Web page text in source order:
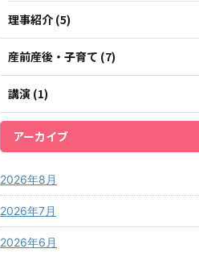
理事紹介 (5)
産前産後・子育て (7)
講演 (1)
アーカイブ
2026年8月
2026年7月
2026年6月